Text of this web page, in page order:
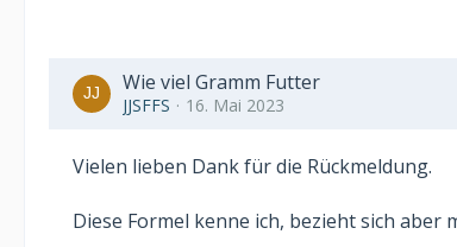
Wie viel Gramm Futter
JJSFFS 16. Mai 2023
Vielen lieben Dank für die Rückmeldung.
Diese Formel kenne ich, bezieht sich aber